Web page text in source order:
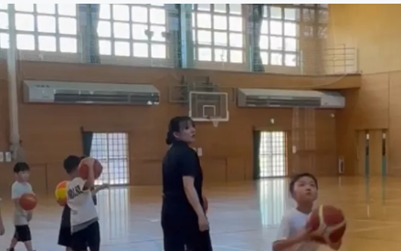
アート・写真 音楽
テクノロジー・ガジェット ゲーム・サービス開発
映像・映画 書籍・雑誌出版
ビジネス・起業 チャレンジ
まちづくり・地域活性化